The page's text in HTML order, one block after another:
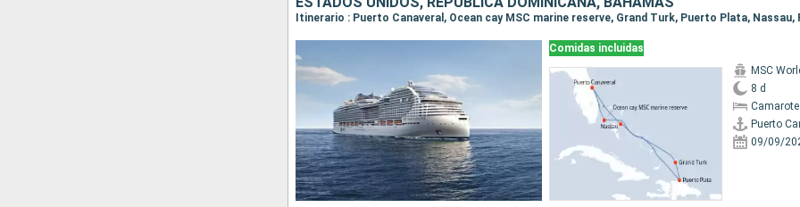
Comidas incluidas
MSC
8 d
Puerto
09/09/